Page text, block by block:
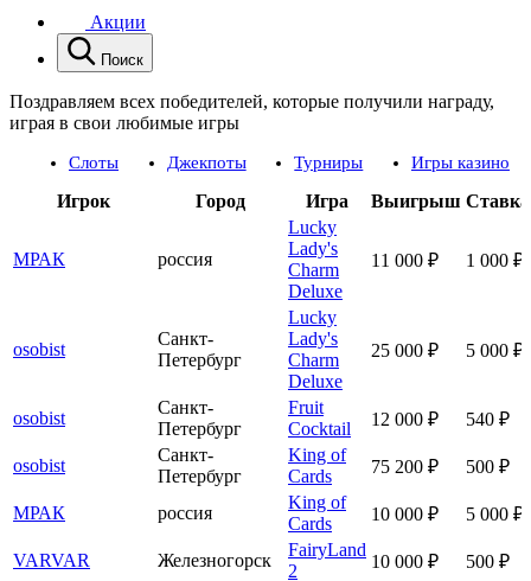
Акции
Поиск
Поздравляем всех победителей, которые получили награду,
играя в свои любимые игры
Слоты Джекпоты Турниры Игры казино
Игрок Город Игра Выигрыш Ставка
МРАК россия
Lucky
Lady's
Charm
Deluxe
11 000 ₽ 1 000 ₽
osobist
Санкт-
Петербург
Lucky
Lady's
Charm
Deluxe
25 000 ₽ 5 000 ₽
osobist
Санкт-
Петербург
Fruit
Cocktail
12 000 ₽ 540 ₽
osobist
Санкт-
Петербург
King of
Cards
75 200 ₽ 500 ₽
МРАК россия
King of
Cards
10 000 ₽ 5 000 ₽
VARVAR Железногорск
FairyLand
2
10 000 ₽ 500 ₽